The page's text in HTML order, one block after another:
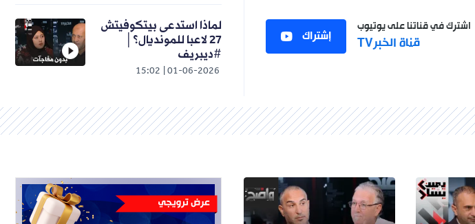
اشترك في قناتنا على يوتيوب
قناة الخبرTV إشتراك
01-06-2026
15:02
لماذا استدعى بيتكوفيتش
27 لاعبا للمونديال؟│
#ديبريف